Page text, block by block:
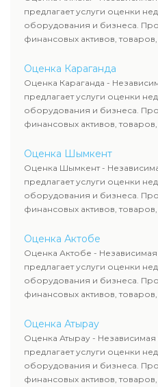
требованиям
сделок, кредитования и
предлагает услуги оценки
оборудования и бизнеса.
финансовых активов,
оценка животных и
определяют рыночную
рассчитывают ущерб. Все
требованиям
сделок, кредитования и
Оценка Караганда
Оценка Караганда -
предлагает услуги оценки
оборудования и бизнеса.
финансовых активов,
оценка животных и
определяют рыночную
рассчитывают ущерб. Все
требованиям
сделок, кредитования и
Оценка Шымкент
Оценка Шымкент -
предлагает услуги оценки
оборудования и бизнеса.
финансовых активов,
оценка животных и
определяют рыночную
рассчитывают ущерб. Все
требованиям
сделок, кредитования и
Оценка Актобе
Оценка Актобе -
предлагает услуги оценки
оборудования и бизнеса.
финансовых активов,
оценка животных и
определяют рыночную
рассчитывают ущерб. Все
требованиям
сделок, кредитования и
Оценка Атырау
Оценка Атырау -
предлагает услуги оценки
оборудования и бизнеса.
финансовых активов,